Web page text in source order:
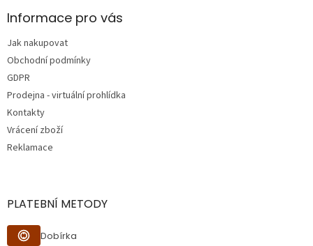
aInformace pro vás
Jak nakupovat
Obchodní podmínky
GDPR
Prodejna - virtuální prohlídka
Kontakty
Vrácení zboží
Reklamace
PLATEBNÍ METODY
Dobírka